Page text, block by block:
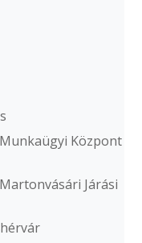
Központ
Járási